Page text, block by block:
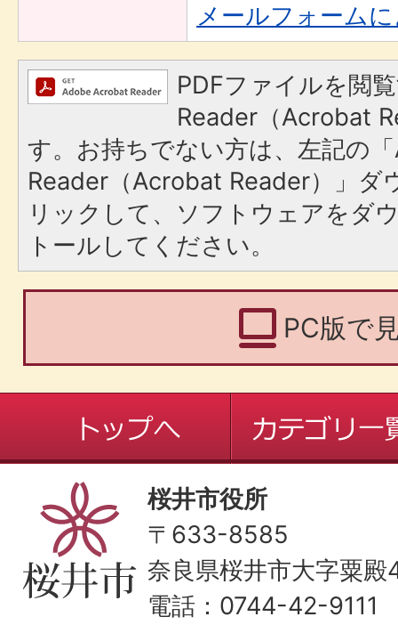
メールフォーム
PDFファイルを閲
Reader（Acrobat
す。お持ちでない方は、左記の
Reader（Acrobat Reader）」ダ
リックして、ソフトウェアをダ
トールしてください。
PC版で
桜井市役所
〒633-8585
奈良県桜井市大字粟
電話：0744-42-9111